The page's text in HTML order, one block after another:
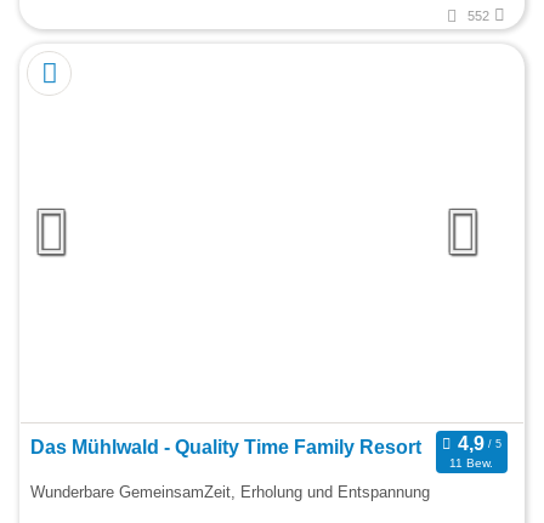
552
Das Mühlwald - Quality Time Family Resort
11 Bew.
Wunderbare GemeinsamZeit, Erholung und Entspannung